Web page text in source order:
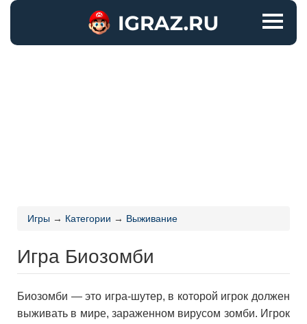
Игры → Категории → Выживание
Игра Биозомби
Биозомби — это игра-шутер, в которой игрок должен
выживать в мире, зараженном вирусом зомби. Игрок